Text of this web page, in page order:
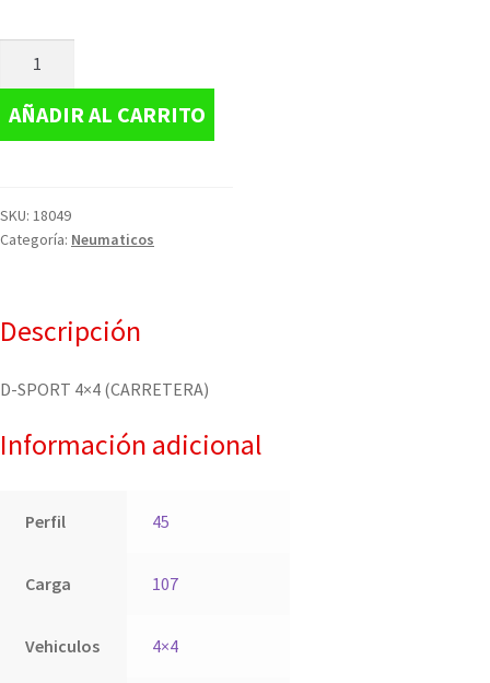
AÑADIR AL CARRITO
SKU: 18049
Categoría: Neumaticos
Descripción
D-SPORT 4×4 (CARRETERA)
Información adicional
Perfil 45
Carga 107
Vehiculos 4×4